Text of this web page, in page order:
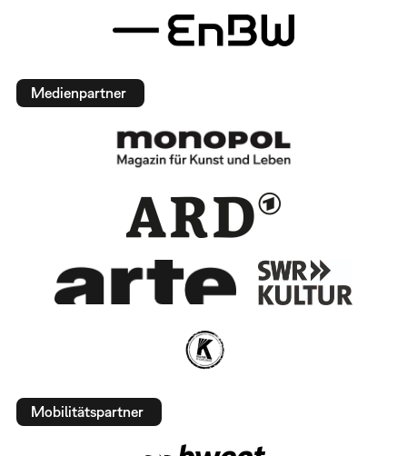
Medienpartner
Mobilitätspartner